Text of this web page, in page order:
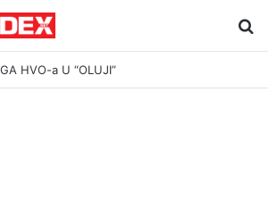
HVO-a U “OLUJI”